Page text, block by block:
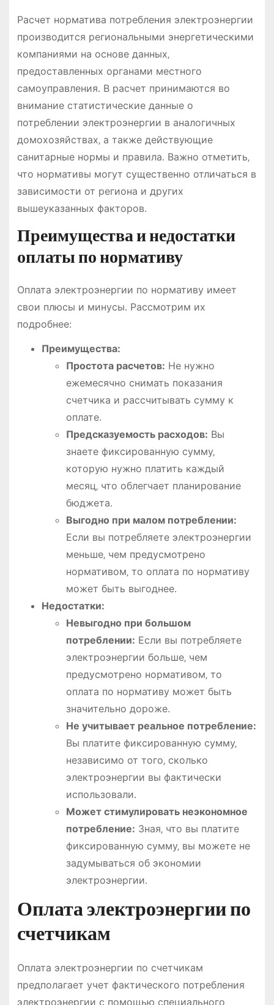
Расчет норматива потребления электроэнергии
производится региональными энергетическими
компаниями на основе данных‚
предоставленных органами местного
самоуправления․ В расчет принимаются во
внимание статистические данные о
потреблении электроэнергии в аналогичных
домохозяйствах‚ а также действующие
санитарные нормы и правила․ Важно отметить‚
что нормативы могут существенно отличаться в
зависимости от региона и других
вышеуказанных факторов․
Преимущества и недостатки
оплаты по нормативу
Оплата электроэнергии по нормативу имеет
свои плюсы и минусы․ Рассмотрим их
подробнее:
Преимущества:
Простота расчетов: Не нужно
ежемесячно снимать показания
счетчика и рассчитывать сумму к
оплате․
Предсказуемость расходов: Вы
знаете фиксированную сумму‚
которую нужно платить каждый
месяц‚ что облегчает планирование
бюджета․
Выгодно при малом потреблении:
Если вы потребляете электроэнергии
меньше‚ чем предусмотрено
нормативом‚ то оплата по нормативу
может быть выгоднее․
Недостатки:
Невыгодно при большом
потреблении: Если вы потребляете
электроэнергии больше‚ чем
предусмотрено нормативом‚ то
оплата по нормативу может быть
значительно дороже․
Не учитывает реальное потребление:
Вы платите фиксированную сумму‚
независимо от того‚ сколько
электроэнергии вы фактически
использовали․
Может стимулировать неэкономное
потребление: Зная‚ что вы платите
фиксированную сумму‚ вы можете не
задумываться об экономии
электроэнергии․
Оплата электроэнергии по
счетчикам
Оплата электроэнергии по счетчикам
предполагает учет фактического потребления
электроэнергии с помощью специального